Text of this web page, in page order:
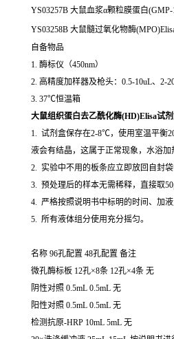
YS03257B 大鼠血浆α颗粒膜蛋白(GMP-
YS03258B 大鼠髓过氧化物酶
自备物品
1. 酶标仪（450nm）
2. 高精度加样器及枪头：0.5-10uL、2-
3. 37℃恒温箱
大鼠组织蛋白去乙酰化酶(HD)Elisa试
1. 试剂盒保存在2-8℃，使用室温平衡
液会有结晶，这属于正常现象，水浴加
2. 实验中不用的板条应立即放回自封袋
3. 预处理后的样本无需稀释，直接取
4. 严格按照说明书中标明的时间、加液
5. 所有液体组分使用充分摇匀。
名称 96孔配置 48孔配置 备注
微孔酶标板 12孔×8条 12孔×4条 无
阴性对照 0.5mL 0.5mL 无
阳性对照 0.5mL 0.5mL 无
检测抗原-HRP 10mL 5mL 无